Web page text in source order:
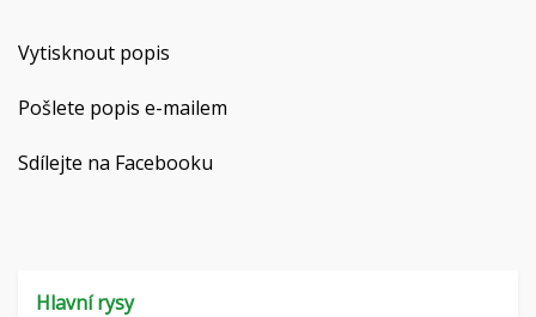
Vytisknout popis
Pošlete popis e-mailem
Sdílejte na Facebooku
Hlavní rysy